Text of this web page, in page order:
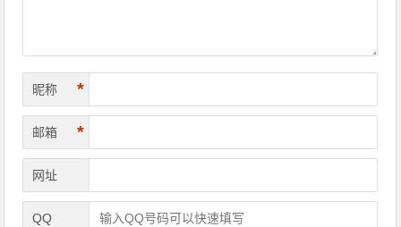
昵称 *
邮箱 *
网址
QQ